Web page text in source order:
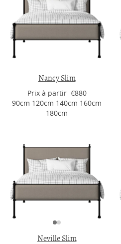
Nancy Slim
Prix ​​à partir €880
90cm 120cm 140cm 160cm
180cm
Neville Slim